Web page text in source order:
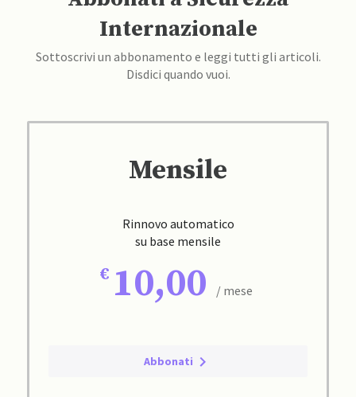
Internazionale
Sottoscrivi un abbonamento e leggi tutti gli articoli.
Disdici quando vuoi.
Mensile
Rinnovo automatico
su base mensile
10,00 / mese
Abbonati